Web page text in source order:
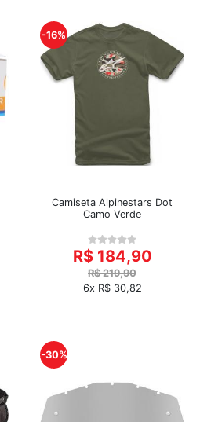
-16%
Camiseta Alpinestars Dot
Camo Verde
R$ 184,90
R$ 219,90
6x R$ 30,82
-30%